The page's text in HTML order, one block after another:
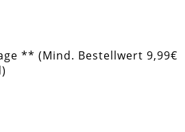
** (Mind. Bestellwert 9,99€